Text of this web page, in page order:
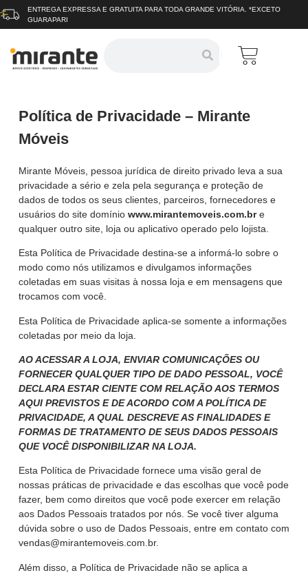
ENTREGA EXPRESSA E GRATUITA PARA TODA GRANDE VITÓRIA. *EXCETO
GUARAPARI
Política de Privacidade – Mirante
Móveis
Mirante Móveis, pessoa jurídica de direito privado leva a sua
privacidade a sério e zela pela segurança e proteção de
dados de todos os seus clientes, parceiros, fornecedores e
usuários do site domínio www.mirantemoveis.com.bre
qualquer outro site, loja ou aplicativo operado pelo lojista.
Esta Política de Privacidade destina-se a informá-lo sobre o
modo como nós utilizamos e divulgamos informações
coletadas em suas visitas à nossa loja e em mensagens que
trocamos com você.
Esta Política de Privacidade aplica-se somente a informações
coletadas por meio da loja.
AO ACESSAR A LOJA, ENVIAR COMUNICAÇÕES OU
FORNECER QUALQUER TIPO DE DADO PESSOAL, VOCÊ
DECLARA ESTAR CIENTE COM RELAÇÃO AOS TERMOS
AQUI PREVISTOS E DE ACORDO COM A POLÍTICA DE
PRIVACIDADE, A QUAL DESCREVE AS FINALIDADES E
FORMAS DE TRATAMENTO DE SEUS DADOS PESSOAIS
QUE VOCÊ DISPONIBILIZAR NA LOJA.
Esta Política de Privacidade fornece uma visão geral de
nossas práticas de privacidade e das escolhas que você pode
fazer, bem como direitos que você pode exercer em relação
aos Dados Pessoais tratados por nós. Se você tiver alguma
dúvida sobre o uso de Dados Pessoais, entre em contato com
vendas@mirantemoveis.com.br.
Além disso, a Política de Privacidade não se aplica a